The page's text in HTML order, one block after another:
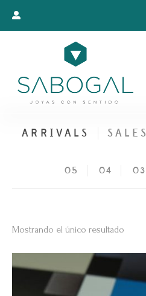
ARRIVALS SALES
05 04 03
Mostrando el único resultado